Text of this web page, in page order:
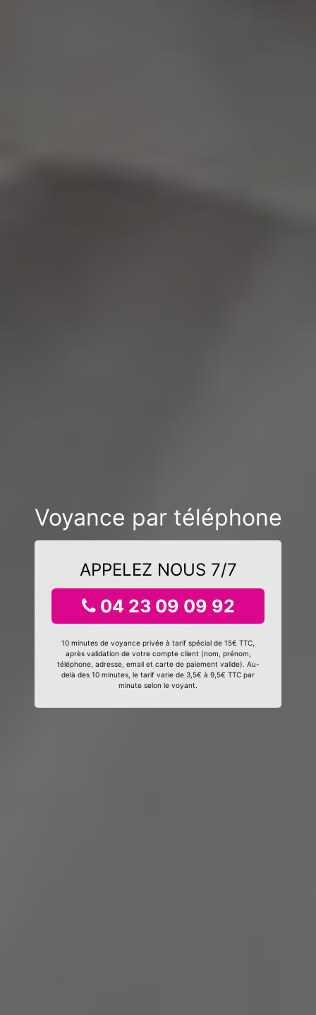
Voyance par téléphone
APPELEZ NOUS 7/7
04 23 09 09 92
10 minutes de voyance privée à tarif spécial de 15€ TTC,
après validation de votre compte client (nom, prénom,
téléphone, adresse, email et carte de paiement valide). Au-
delà des 10 minutes, le tarif varie de 3,5€ à 9,5€ TTC par
minute selon le voyant.